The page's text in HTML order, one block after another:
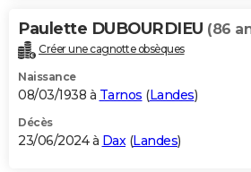
Paulette DUBOURDIEU (86
Créer une cagnotte obsèques
Naissance
08/03/1938 à Tarnos (Landes)
Décès
23/06/2024 à Dax(Landes)